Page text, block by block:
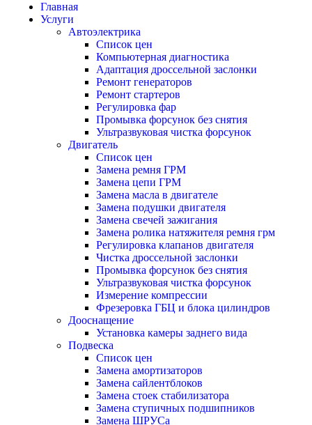
Главная
Услуги
Автоэлектрика
Список цен
Компьютерная диагностика
Адаптация дроссельной заслонки
Ремонт генераторов
Ремонт стартеров
Регулировка фар
Промывка форсунок без снятия
Ультразвуковая чистка форсунок
Двигатель
Список цен
Замена ремня ГРМ
Замена цепи ГРМ
Замена масла в двигателе
Замена подушки двигателя
Замена свечей зажигания
Замена ролика натяжителя ремня грм
Регулировка клапанов двигателя
Чистка дроссельной заслонки
Промывка форсунок без снятия
Ультразвуковая чистка форсунок
Измерение компрессии
Фрезеровка ГБЦ и блока цилиндров
Дооснащение
Установка камеры заднего вида
Подвеска
Список цен
Замена амортизаторов
Замена сайлентблоков
Замена стоек стабилизатора
Замена ступичных подшипников
Замена ШРУСа